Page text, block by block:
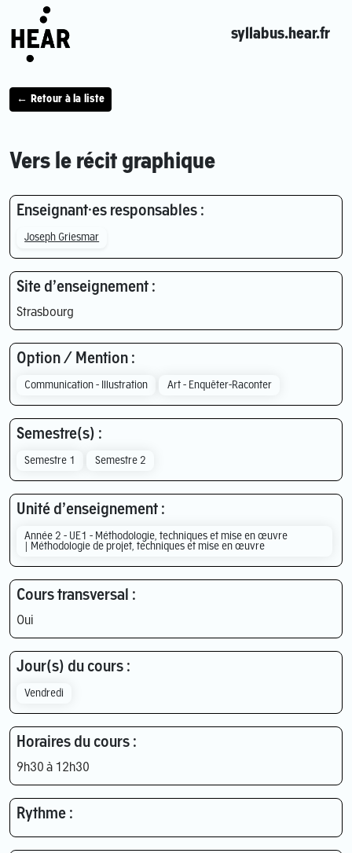
syllabus.hear.fr
← Retour à la liste
Vers le récit graphique
Enseignant·es responsables :
Joseph Griesmar
Site d’enseignement :
Strasbourg
Option / Mention :
Communication - Illustration Art - Enquêter-Raconter
Semestre(s) :
Semestre 1 Semestre 2
Unité d’enseignement :
Année 2 - UE1 - Méthodologie, techniques et mise en œuvre
| Méthodologie de projet, techniques et mise en œuvre
Cours transversal :
Oui
Jour(s) du cours :
Vendredi
Horaires du cours :
9h30 à 12h30
Rythme :